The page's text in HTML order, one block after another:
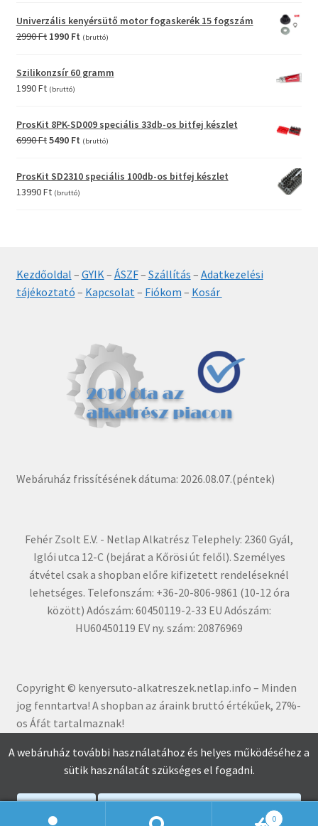
was:
12990 Ft.
is:
9990 Ft.
Univerzális kenyérsütő motor fogaskerék 15 fogszám
2990Ft Original
was:
1990 FtCurrent
is:
1990 Ft.
(bruttó)
Szilikonzsír 60 gramm
1990Ft (bruttó)
ProsKit 8PK-SD009 speciális 33db-os bitfej készlet
6990FtOriginal
was:
6990 Ft.
5490 FtCurrent
is:
5490 Ft.
(bruttó)
ProsKit SD2310 speciális 100db-os bitfej készlet
13990Ft (bruttó)
Kezdőoldal – GYIK – ÁSZF– Szállítás – Adatkezelési
tájékoztató – Kapcsolat – Fiókom – Kosár
Webáruház frissítésének dátuma: 2026.08.07.(péntek)
Fehér Zsolt E.V. - Netlap Alkatrész Telephely: 2360 Gyál,
Iglói utca 12-C (bejárat a Kőrösi út felől). Személyes
átvétel csak a shopban előre kifizetett rendeléseknél
lehetséges. Telefonszám: +36-20-806-9861 (10-12 óra
között) Adószám: 60450119-2-33 EU Adószám:
HU60450119 EV ny. szám: 20876969
Copyright © kenyersuto-alkatreszek.netlap.info – Minden
jog fenntartva! A shopban az áraink bruttó értékűek, 27%-
os Áfát tartalmaznak!
0
A webáruház további használatához és helyes működéséhez a
sütik használatát szükséges el fogadni.
Adatkezelési Tájékoztató Elolvasása